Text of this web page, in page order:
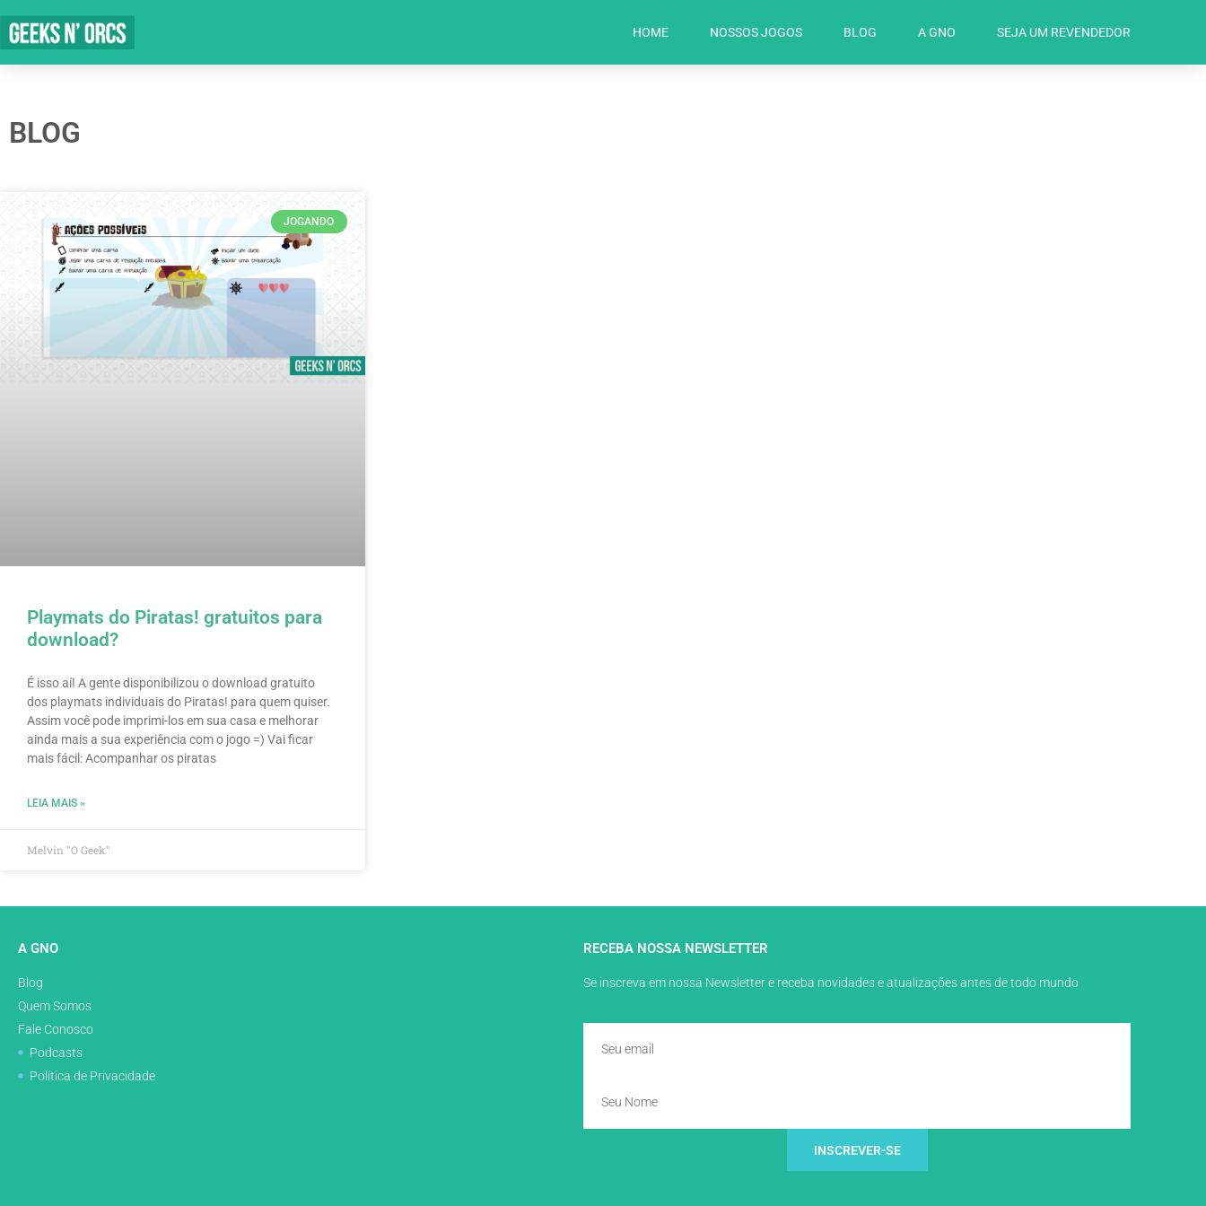
HOME NOSSOS JOGOS BLOG A GNO SEJA UM REVENDEDOR
BLOG
JOGANDO
Playmats do Piratas! gratuitos para
download?
É isso aí! A gente disponibilizou o download gratuito
dos playmats individuais do Piratas! para quem quiser.
Assim você pode imprimi-los em sua casa e melhorar
ainda mais a sua experiência com o jogo =) Vai ficar
mais fácil: Acompanhar os piratas
LEIA MAIS »
Melvin "O Geek"
A GNO
Blog
Quem Somos
Fale Conosco
Podcasts
Política de Privacidade
RECEBA NOSSA NEWSLETTER
Se inscreva em nossa Newsletter e receba novidades e atualizações antes de todo mundo
INSCREVER-SE